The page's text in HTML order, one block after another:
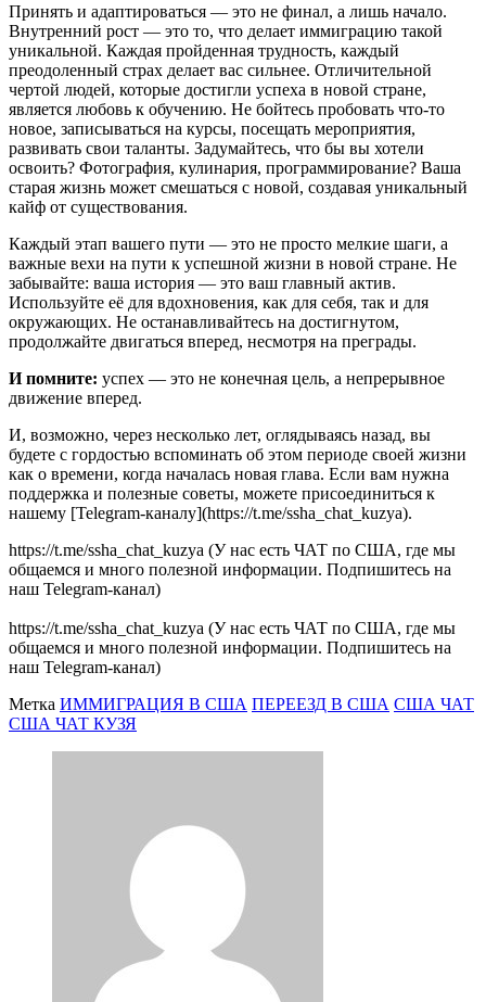
Принять и адаптироваться — это не финал, а лишь начало.
Внутренний рост — это то, что делает иммиграцию такой
уникальной. Каждая пройденная трудность, каждый
преодоленный страх делает вас сильнее. Отличительной
чертой людей, которые достигли успеха в новой стране,
является любовь к обучению. Не бойтесь пробовать что-то
новое, записываться на курсы, посещать мероприятия,
развивать свои таланты. Задумайтесь, что бы вы хотели
освоить? Фотография, кулинария, программирование? Ваша
старая жизнь может смешаться с новой, создавая уникальный
кайф от существования.
Каждый этап вашего пути — это не просто мелкие шаги, а
важные вехи на пути к успешной жизни в новой стране. Не
забывайте: ваша история — это ваш главный актив.
Используйте её для вдохновения, как для себя, так и для
окружающих. Не останавливайтесь на достигнутом,
продолжайте двигаться вперед, несмотря на преграды.
И помните: успех — это не конечная цель, а непрерывное
движение вперед.
И, возможно, через несколько лет, оглядываясь назад, вы
будете с гордостью вспоминать об этом периоде своей жизни
как о времени, когда началась новая глава. Если вам нужна
поддержка и полезные советы, можете присоединиться к
нашему [Telegram-каналу](https://t.me/ssha_chat_kuzya).
https://t.me/ssha_chat_kuzya (У нас есть ЧАТ по США, где мы
общаемся и много полезной информации. Подпишитесь на
наш Telegram-канал)
https://t.me/ssha_chat_kuzya (У нас есть ЧАТ по США, где мы
общаемся и много полезной информации. Подпишитесь на
наш Telegram-канал)
Метка ИММИГРАЦИЯ В США ПЕРЕЕЗД В США США ЧАТ
США ЧАТ КУЗЯ